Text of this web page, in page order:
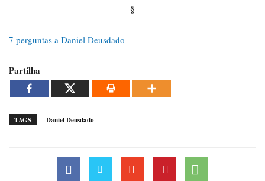
§
7 perguntas a Daniel Deusdado
Partilha
TAGS Daniel Deusdado